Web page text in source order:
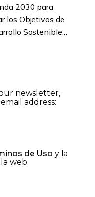
2030 para
los Objetivos de
Sostenible…
newsletter,
address:
de Uso y la
web.